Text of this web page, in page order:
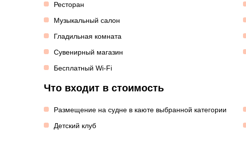
Ресторан
Музыкальный салон
Гладильная комната
Сувенирный магазин
Бесплатный Wi-Fi
Что входит в стоимость
Размещение на судне в каюте выбранной категории
Детский клуб